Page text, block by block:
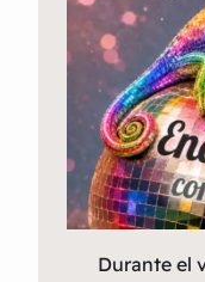
Durante el